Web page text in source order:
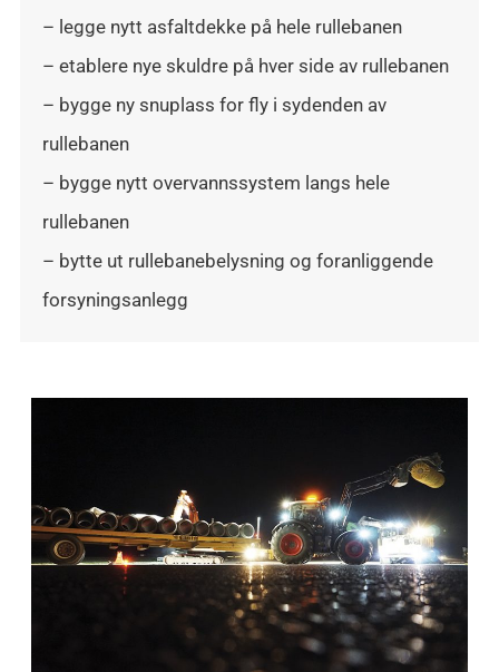
– legge nytt asfaltdekke på hele rullebanen
– etablere nye skuldre på hver side av rullebanen
– bygge ny snuplass for fly i sydenden av
rullebanen
– bygge nytt overvannssystem langs hele
rullebanen
– bytte ut rullebanebelysning og foranliggende
forsyningsanlegg